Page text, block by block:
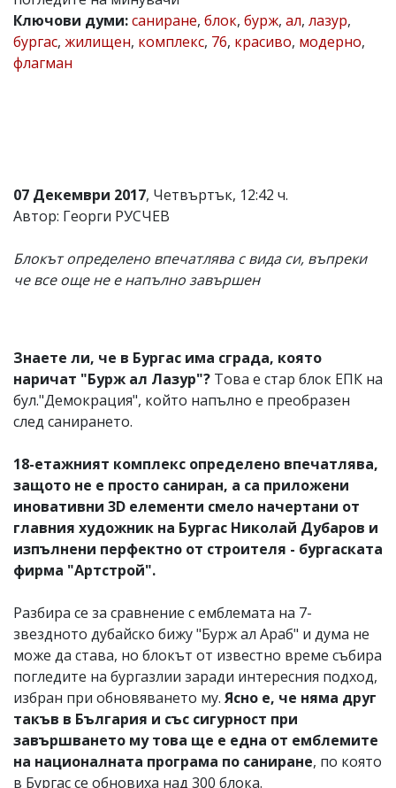
Коментарите
под
статиите
се
отговорност
за
тях!
откриете
обиден
за
сигнализирайте
Ключови думи:саниране, блок, бурж, ал, лазур,
бургас, жилищен, комплекс, 76, красиво, модерно,
флагман
07 Декември 2017, Четвъртък, 12:42 ч.
Автор: Георги РУСЧЕВ
Блокът определено впечатлява с вида си, въпреки
че все още не е напълно завършен
Знаете ли, че в Бургас има сграда, която
наричат "Бурж ал Лазур"? Това е стар блок ЕПК на
бул."Демокрация", който напълно е преобразен
след санирането.
18-етажният комплекс определено впечатлява,
защото не е просто саниран, а са приложени
иновативни 3D елементи смело начертани от
главния художник на Бургас Николай Дубаров и
изпълнени перфектно от строителя - бургаската
фирма "Артстрой".
Разбира се за сравнение с емблемата на 7-
звездното дубайско бижу "Бурж ал Араб" и дума не
може да става, но блокът от известно време събира
погледите на бургазлии заради интересния подход,
избран при обновяването му. Ясно е, че няма друг
такъв в България и със сигурност при
завършването му това ще е една от емблемите
на националната програма по саниране, по която
в Бургас се обновиха над 300 блока.